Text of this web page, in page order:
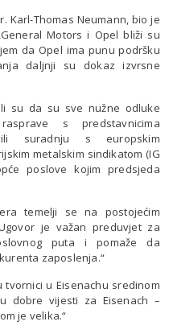
Karl-Thomas Neumann, bio je
Motors i Opel bliži su
da Opel ima punu podršku
daljnji su dokaz izvrsne
su da su sve nužne odluke
s predstavnicima
suradnju s europskim
metalskim sindikatom (IG
poslove kojim predsjeda
temelji se na postojećim
je važan preduvjet za
puta i pomaže da
zaposlenja.“
u Eisenachu sredinom
dobre vijesti za Eisenach –
je velika.“